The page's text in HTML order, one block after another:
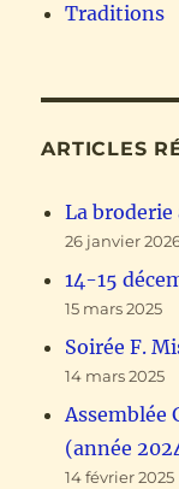
Traditions
ARTICLES
La broderie
26 janvier
14-15
15 mars 2025
Soirée F.
14 mars 2025
Assemblée
(année
14 février 2025